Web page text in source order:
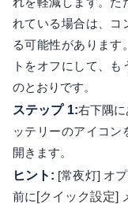
れている場合は、コ
る可能性があります
トをオフにして、
のとおりです。
ステップ 1:右下隅
ッテリーのアイコン
開きます。
ヒント: [常夜灯] オ
前に [クイック設定]